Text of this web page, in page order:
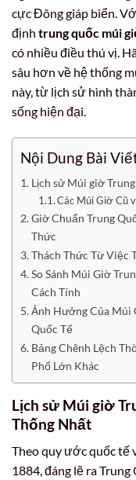
cực Đông giáp biển.
định trung quốc múi
có nhiều điều thú vị.
sâu hơn về hệ thống
này, từ lịch sử hình
sống hiện đại.
Nội Dung Bài
Lịch sử Múi giờ
Các Múi Giờ Cũ
Giờ Chuẩn Trung
Thức
Thách Thức Từ Việc
So Sánh Múi Giờ
Cách Tính
Ảnh Hưởng Của Múi
Quốc Tế
Bảng Chênh Lệch
Phố Lớn Khác
Lịch sử Múi giờ
Thống Nhất
Theo quy ước quốc tế
1884, đáng lẽ ra